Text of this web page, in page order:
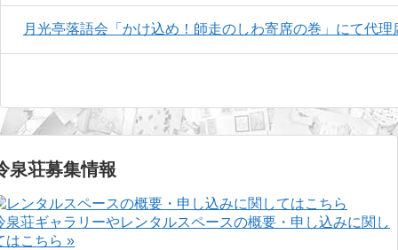
月光亭落語会「かけ込め！師走のしわ寄席の巻」にて代
泉荘募集情報
泉荘ギャラリーやレンタルスペースの概要・申し込みに関し
はこちら »